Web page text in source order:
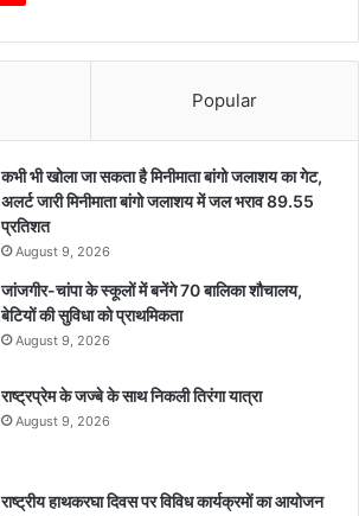
Popular
कभी भी खोला जा सकता है मिनीमाता बांगो जलाशय का गेट,
अलर्ट जारी मिनीमाता बांगो जलाशय में जल भराव 89.55
प्रतिशत
August 9, 2026
जांजगीर-चांपा के स्कूलों में बनेंगे 70 बालिका शौचालय,
बेटियों की सुविधा को प्राथमिकता
August 9, 2026
राष्ट्रप्रेम के जज्बे के साथ निकली तिरंगा यात्रा
August 9, 2026
राष्ट्रीय हाथकरघा दिवस पर विविध कार्यक्रमों का आयोजन